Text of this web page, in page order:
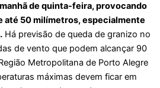
de quinta-feira, provocando
até 50 milímetros, especialmente
Há previsão de queda de granizo no
de vento que podem alcançar 90
Metropolitana de Porto Alegre
máximas devem ficar em